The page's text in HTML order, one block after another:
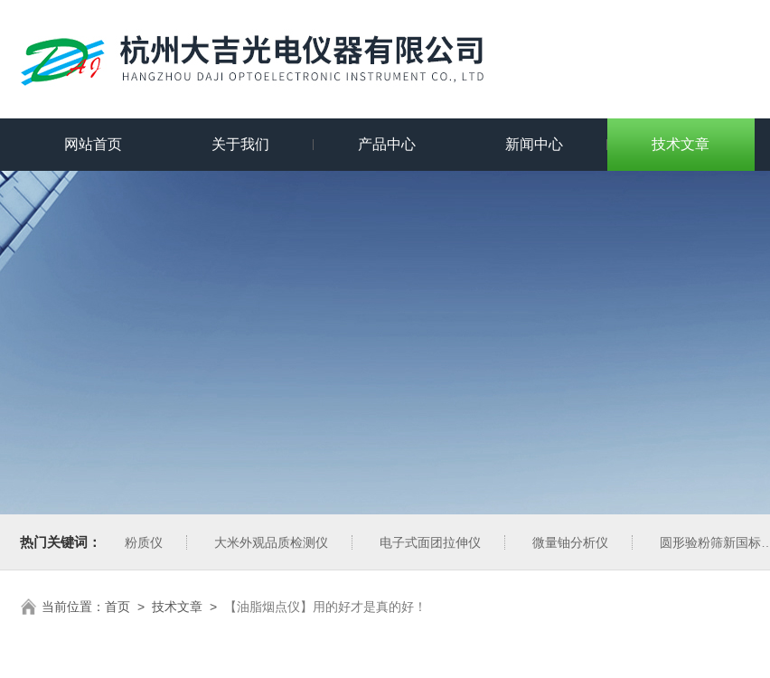
网站首页 关于我们 产品中心 新闻中心 技术文章
热门关键词： 粉质仪 大米外观品质检测仪 电子式面团拉伸仪 微量铀分析仪 圆形验粉筛新国标型
当前位置： 首页 > 技术文章 > 【油脂烟点仪】用的好才是真的好！